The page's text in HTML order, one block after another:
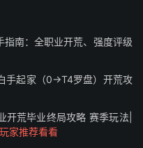
指南：全职业开荒、强度评级
手起家（0→T4罗盘）开荒攻
荒毕业终局攻略 赛季玩法|
家推荐看看